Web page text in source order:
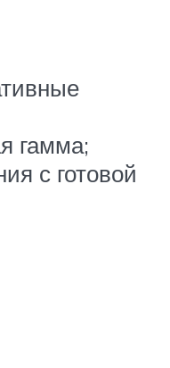
гамма;
с готовой